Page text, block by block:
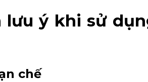
lưu ý khi sử
chế